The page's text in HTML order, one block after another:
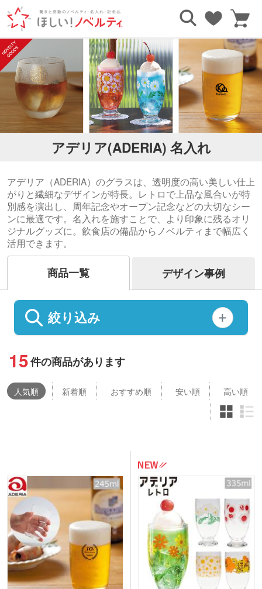
TOP アデリア(ADERIA)
アデリア(ADERIA) 名入れ
アデリア（ADERIA）のグラスは、透明度の高い美しい仕上
がりと繊細なデザインが特長。レトロで上品な風合いが特
別感を演出し、周年記念やオープン記念などの大切なシー
ンに最適です。名入れを施すことで、より印象に残るオリ
ジナルグッズに。飲食店の備品からノベルティまで幅広く
活用できます。
商品一覧 デザイン事例
絞り込み
15件の商品があります
人気順 新着順 おすすめ順 安い順 高い順